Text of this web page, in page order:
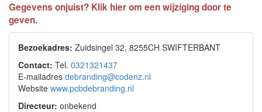
Gegevens onjuist? Klik hier om een wijziging door te
geven.
Bezoekadres: Zuidsingel 32, 8255CH SWIFTERBANT
Contact: Tel. 0321321437
E-mailadres debranding@codenz.nl
Website www.pcbdebranding.nl
Directeur: onbekend